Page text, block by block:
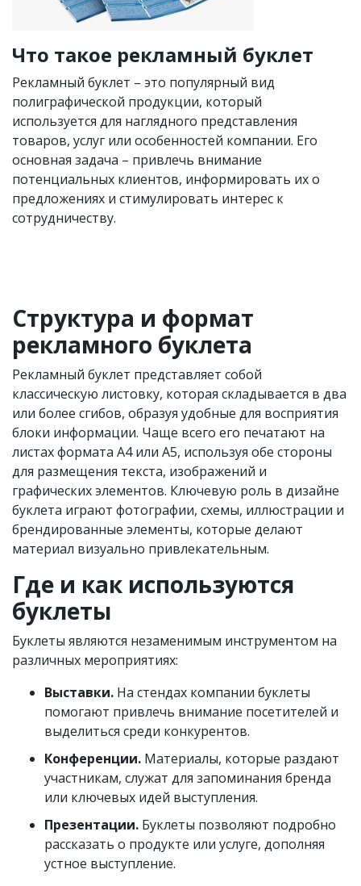
Что такое рекламный буклет
Рекламный буклет – это популярный вид
полиграфической продукции, который
используется для наглядного представления
товаров, услуг или особенностей компании. Его
основная задача – привлечь внимание
потенциальных клиентов, информировать их о
предложениях и стимулировать интерес к
сотрудничеству.
Структура и формат
рекламного буклета
Рекламный буклет представляет собой
классическую листовку, которая складывается в два
или более сгибов, образуя удобные для восприятия
блоки информации. Чаще всего его печатают на
листах формата А4 или А5, используя обе стороны
для размещения текста, изображений и
графических элементов. Ключевую роль в дизайне
буклета играют фотографии, схемы, иллюстрации и
брендированные элементы, которые делают
материал визуально привлекательным.
Где и как используются
буклеты
Буклеты являются незаменимым инструментом на
различных мероприятиях:
Выставки. На стендах компании буклеты
помогают привлечь внимание посетителей и
выделиться среди конкурентов.
Конференции. Материалы, которые раздают
участникам, служат для запоминания бренда
или ключевых идей выступления.
Презентации. Буклеты позволяют подробно
рассказать о продукте или услуге, дополняя
устное выступление.